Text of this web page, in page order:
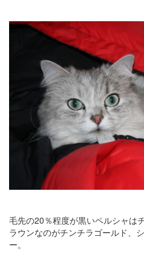
毛先の20％程度が黒いペルシャは
ラウンなのがチンチラゴールド、
ー。